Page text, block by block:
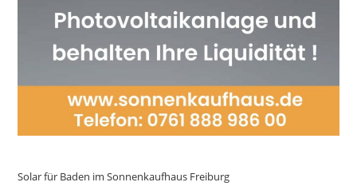
Solar für Baden im Sonnenkaufhaus Freiburg